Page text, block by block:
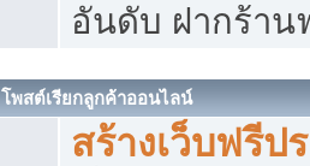
อันดับ ฝากร้าน
โพสต์เรียกลูกค้าออนไลน์
สร้างเว็บฟรีป